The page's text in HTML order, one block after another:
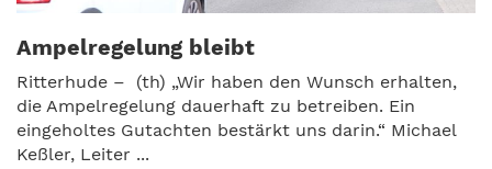
Ampelregelung bleibt
Ritterhude – (th) „Wir haben den Wunsch erhalten,
die Ampelregelung dauerhaft zu betreiben. Ein
eingeholtes Gutachten bestärkt uns darin.“ Michael
Keßler, Leiter ...